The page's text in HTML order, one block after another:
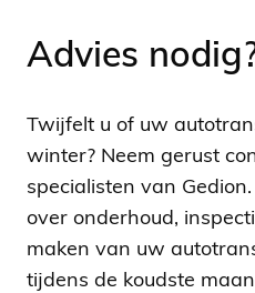
Advies
Twijfelt u of uw
winter? Neem gerust
specialisten van
over onderhoud,
maken van uw
tijdens de koudste